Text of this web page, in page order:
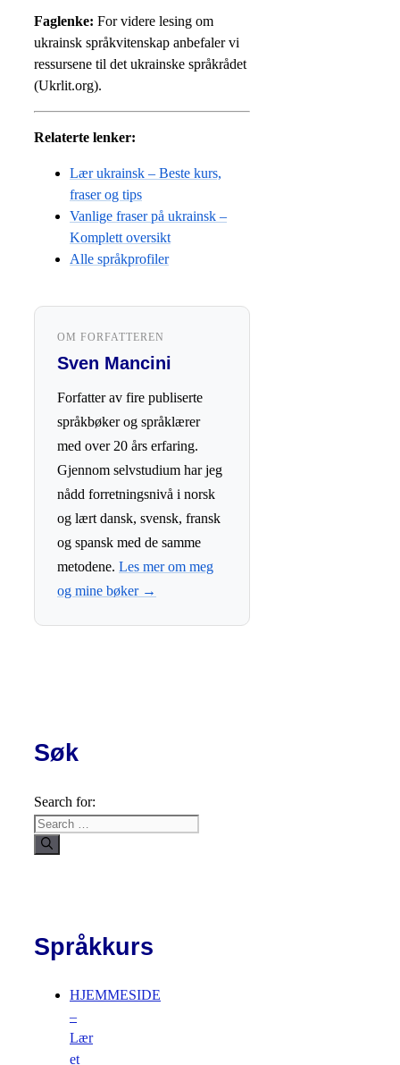
Faglenke: For videre lesing om
ukrainsk språkvitenskap anbefaler vi
ressursene til det ukrainske språkrådet
(Ukrlit.org).
Relaterte lenker:
Lær ukrainsk – Beste kurs,
fraser og tips
Vanlige fraser på ukrainsk –
Komplett oversikt
Alle språkprofiler
OM FORFATTEREN
Sven Mancini
Forfatter av fire publiserte
språkbøker og språklærer
med over 20 års erfaring.
Gjennom selvstudium har jeg
nådd forretningsnivå i norsk
og lært dansk, svensk, fransk
og spansk med de samme
metodene. Les mer om meg
og mine bøker →
Søk
Search for:
Språkkurs
HJEMMESIDE
–
Lær
et